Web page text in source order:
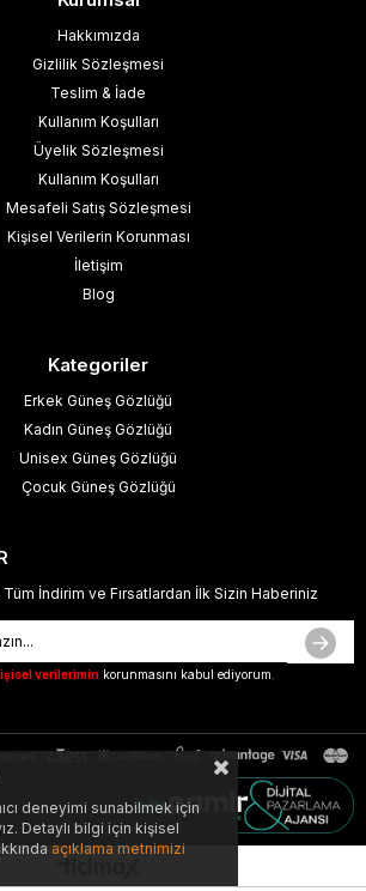
Hakkımızda
Gizlilik Sözleşmesi
Teslim & İade
Kullanım Koşulları
Üyelik Sözleşmesi
Kullanım Koşulları
Mesafeli Satış Sözleşmesi
Kişisel Verilerin Korunması
İletişim
Blog
Kategoriler
Erkek Güneş Gözlüğü
Kadın Güneş Gözlüğü
Unisex Güneş Gözlüğü
Çocuk Güneş Gözlüğü
İndirim ve Fırsatlardan İlk Sizin Haberiniz
verilerimin korunmasını kabul ediyorum.
deneyimi sunabilmek için
Detaylı bilgi için kişisel
açıklama metnimizi